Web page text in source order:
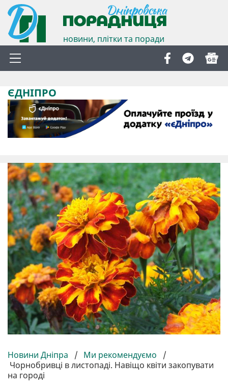
новини, плітки та поради
ЄДНІПРО
Новини Дніпра / Ми рекомендуємо
/
Чорнобривці в листопаді. Навіщо квіти закопувати
на городі